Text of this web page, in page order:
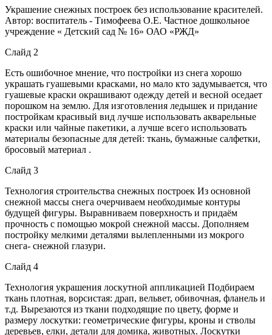
Украшение снежных построек без использование красителей.
Автор: воспитатель - Тимофеева О.Е. Частное дошкольное
учреждение « Детский сад № 16» ОАО «РЖД»
Слайд 2
Есть ошибочное мнение, что постройки из снега хорошо
украшать гуашевыми красками, но мало кто задумывается, что
гуашевые краски окрашивают одежду детей и весной оседает
порошком на землю. Для изготовления ледышек и придание
постройкам красивый вид лучше использовать акварельные
краски или чайные пакетики, а лучше всего использовать
материалы безопасные для детей: ткань, бумажные салфетки,
бросовый материал .
Слайд 3
Технология строительства снежных построек Из основной
снежной массы снега очерчиваем необходимые контуры
будущей фигуры. Выравниваем поверхность и придаём
прочность с помощью мокрой снежной массы. Дополняем
постройку мелкими деталями вылепленными из мокрого
снега- снежной глазури.
Слайд 4
Технология украшения лоскутной аппликацией Подбираем
ткань плотная, ворсистая: драп, вельвет, обивочная, фланель и
т.д. Вырезаются из ткани подходящие по цвету, форме и
размеру лоскутки: геометрические фигуры, кроны и стволы
деревьев, елки, детали для домика, животных. Лоскутки